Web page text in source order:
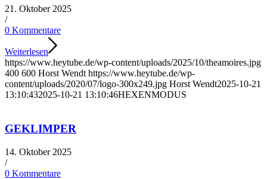
21. Oktober 2025
/
0 Kommentare
Weiterlesen
https://www.heytube.de/wp-content/uploads/2025/10/theamoires.jpg
400 600 Horst Wendt https://www.heytube.de/wp-
content/uploads/2020/07/logo-300x249.jpg Horst Wendt2025-10-21
13:10:432025-10-21 13:10:46HEXENMODUS
GEKLIMPER
14. Oktober 2025
/
0 Kommentare